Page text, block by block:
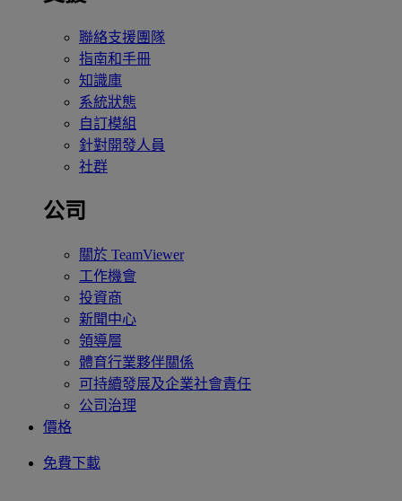
聯絡支援團隊
指南和手冊
知識庫
系統狀態
自訂模組
針對開發人員
社群
公司
關於 TeamViewer
工作機會
投資商
新聞中心
領導層
體育行業夥伴關係
可持續發展及企業社會責任
公司治理
價格
免費下載